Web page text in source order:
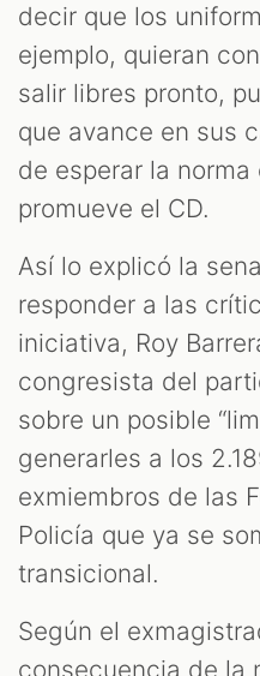
decir que los
ejemplo, quieran
salir libres pronto,
que avance en sus
de esperar la
promueve el CD.
Así lo explicó la
responder a las
iniciativa, Roy
congresista del
sobre un posible
generarles a los
exmiembros de las
Policía que ya se
transicional.
Según el
consecuencia de la